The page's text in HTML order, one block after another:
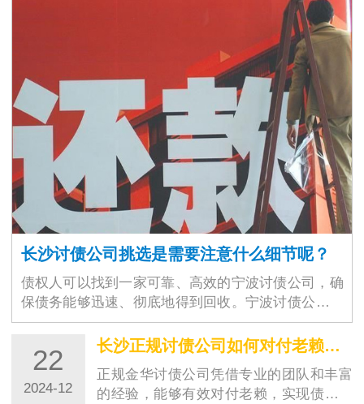
长沙讨债公司挑选是需要注意什么细节呢？
债权人可以找到一家可靠、高效的宁波讨债公司，确
保债务能够迅速、彻底地得到回收。宁波讨债公司的
选择不仅仅是为了解决眼前的经济问题，更是为了维
护商业环境的稳定与良好运作。随着商业交易的增加
和…
22
2024-12
长沙正规讨债公司如何对付老赖？都有哪些高招？
正规金华讨债公司凭借专业的团队和丰富
的经验，能够有效对付老赖，实现债务追